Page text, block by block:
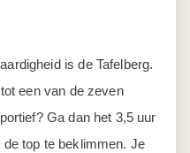
is de Tafelberg.
een van de zeven
Ga dan het 3,5 uur
top te beklimmen. Je